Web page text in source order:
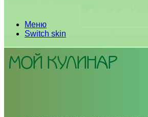
Меню
Switch skin